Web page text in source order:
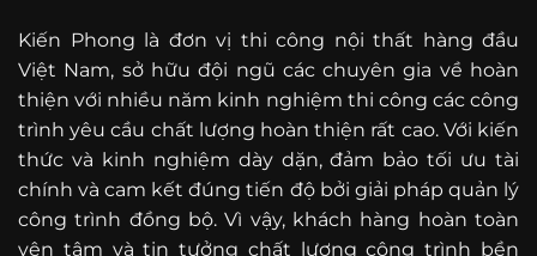
Kiến Phong là đơn vị thi công nội thất hàng đầu
Việt Nam, sở hữu đội ngũ các chuyên gia về hoàn
thiện với nhiều năm kinh nghiệm thi công các công
trình yêu cầu chất lượng hoàn thiện rất cao. Với kiến
thức và kinh nghiệm dày dặn, đảm bảo tối ưu tài
chính và cam kết đúng tiến độ bởi giải pháp quản lý
công trình đồng bộ. Vì vậy, khách hàng hoàn toàn
yên tâm và tin tưởng chất lượng công trình bền